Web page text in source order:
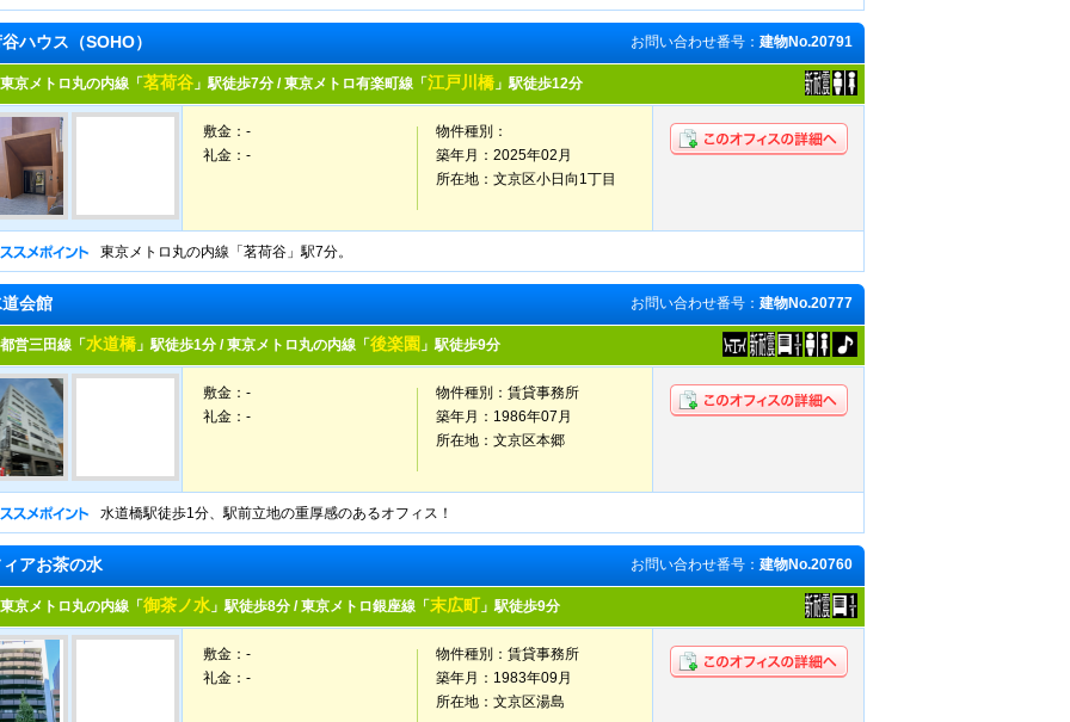
谷ハウス（SOHO） お問い合わせ番号： 建物No.20791
東京メトロ丸の内線「 茗荷谷 」駅徒歩7分 / 東京メトロ有楽町線「 江戸川橋 」駅徒歩12分
物件種別：
敷金：-
築年月： 2025年02月
礼金：-
所在地： 文京区小日向1丁目
東京メトロ丸の内線「茗荷谷」駅7分。
会館 お問い合わせ番号： 建物No.20777
都営三田線「 水道橋 」駅徒歩1分 / 東京メトロ丸の内線「 後楽園 」駅徒歩9分
物件種別： 賃貸事務所
敷金：-
築年月： 1986年07月
礼金：-
所在地： 文京区本郷
水道橋駅徒歩1分、駅前立地の重厚感のあるオフィス！
アお茶の水 お問い合わせ番号： 建物No.20760
東京メトロ丸の内線「 御茶ノ水 」駅徒歩8分 / 東京メトロ銀座線「 末広町 」駅徒歩9分
物件種別： 賃貸事務所
敷金：-
築年月： 1983年09月
礼金：-
所在地： 文京区湯島